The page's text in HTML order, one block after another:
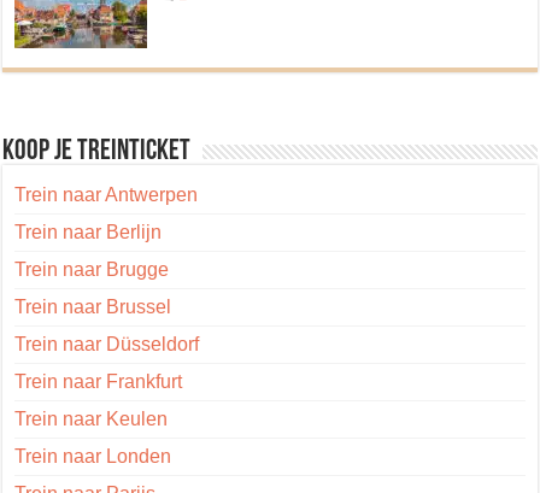
Koop je treinticket
Trein naar Antwerpen
Trein naar Berlijn
Trein naar Brugge
Trein naar Brussel
Trein naar Düsseldorf
Trein naar Frankfurt
Trein naar Keulen
Trein naar Londen